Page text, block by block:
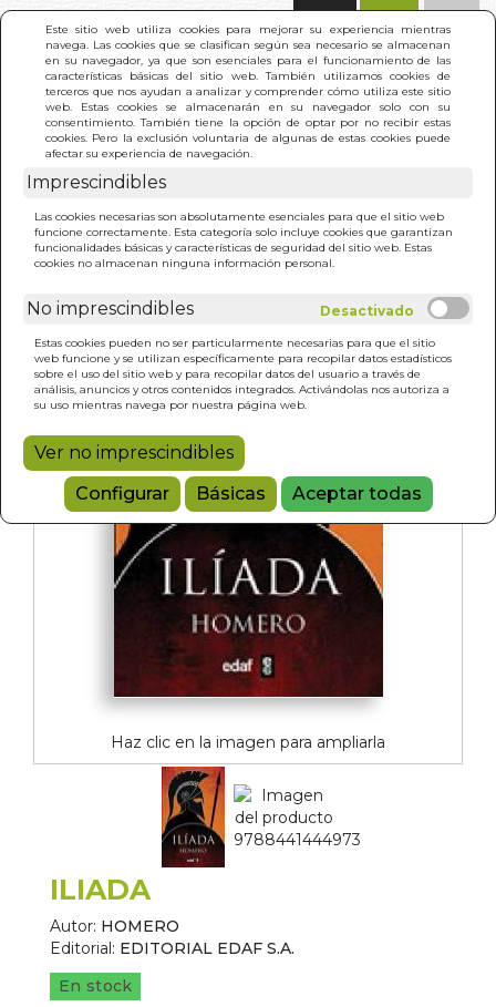
Este sitio web utiliza cookies para mejorar su experiencia mientras
navega. Las cookies que se clasifican según sea necesario se almacenan
en su navegador, ya que son esenciales para el funcionamiento de las
características básicas del sitio web. También utilizamos cookies de
terceros que nos ayudan a analizar y comprender cómo utiliza este sitio
web. Estas cookies se almacenarán en su navegador solo con su
consentimiento. También tiene la opción de optar por no recibir estas
cookies. Pero la exclusión voluntaria de algunas de estas cookies puede
afectar su experiencia de navegación.
Imprescindibles
Las cookies necesarias son absolutamente esenciales para que el sitio web
funcione correctamente. Esta categoría solo incluye cookies que garantizan
funcionalidades básicas y características de seguridad del sitio web. Estas
cookies no almacenan ninguna información personal.
No imprescindibles
Estas cookies pueden no ser particularmente necesarias para que el sitio
web funcione y se utilizan específicamente para recopilar datos estadísticos
sobre el uso del sitio web y para recopilar datos del usuario a través de
análisis, anuncios y otros contenidos integrados. Activándolas nos autoriza a
su uso mientras navega por nuestra página web.
Ver no imprescindibles
Configurar
Básicas Aceptar todas
INICIO > ILIADA
Haz clic en la imagen para ampliarla
ILIADA
Autor: HOMERO
Editorial: EDITORIAL EDAF S.A.
En stock